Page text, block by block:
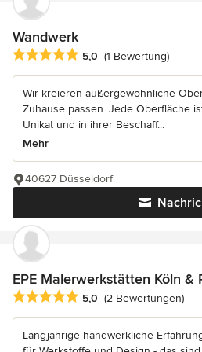
Wandwerk
Durchschnittliche Bewertung: 5
5,0 (1 Bewertung)
Wir kreieren außergewöhnliche
Zuhause passen. Jede Oberfläche
Unikat und in ihrer Beschaff...
Mehr
40627 Düsseldorf
EPE Malerwerkstätten Köln &
Durchschnittliche Bewertung: 5
5,0 (2 Bewertungen)
Langjährige handwerkliche